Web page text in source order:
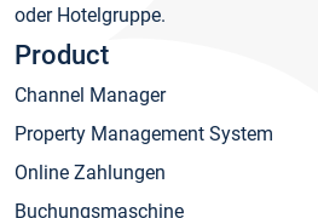
oder Hotelgruppe.
Product
Channel Manager
Property Management System
Online Zahlungen
Buchungsmaschine